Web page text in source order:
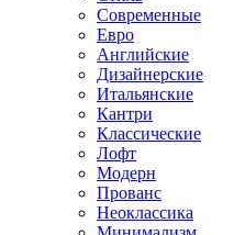
Современные
Евро
Английские
Дизайнерские
Итальянские
Кантри
Классические
Лофт
Модерн
Прованс
Неоклассика